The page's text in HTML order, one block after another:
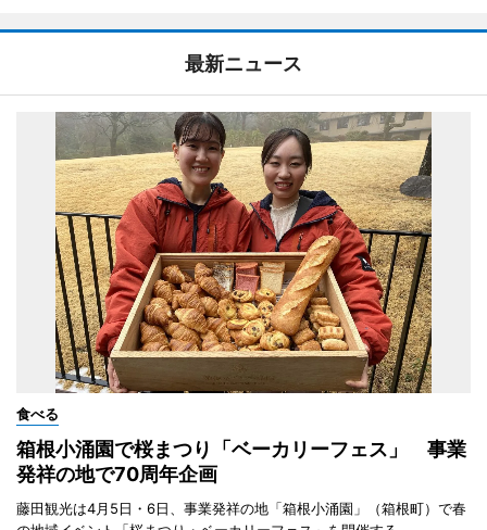
最新ニュース
食べる
箱根小涌園で桜まつり「ベーカリーフェス」 事業
発祥の地で70周年企画
藤田観光は4月5日・6日、事業発祥の地「箱根小涌園」（箱根町）で春